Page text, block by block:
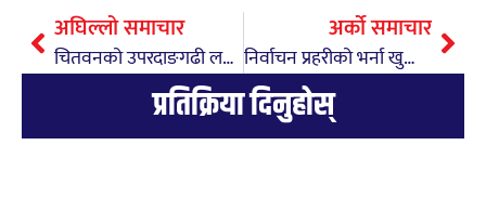
अघिल्लो समाचार
चितवनको उपरदाङगढी लगियो चण्डी तोप र गोला
अर्को समाचार
निर्वाचन प्रहरीको भर्ना खुल्यो, माघ १ गतेसम्म आवदेन दिन सकिने
प्रतिक्रिया दिनुहोस्